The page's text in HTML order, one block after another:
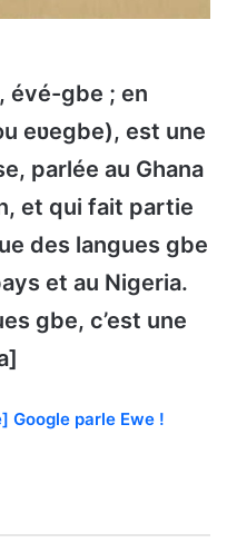
évé-gbe ; en
eʋegbe), est une
parlée au Ghana
et qui fait partie
des langues gbe
et au Nigeria.
gbe, c’est une
Google parle Ewe !